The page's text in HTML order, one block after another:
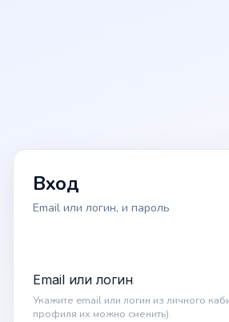
Вход
Email или логин, и пароль
Email или логин
Укажите email или логин из личного
профиля их можно сменить).